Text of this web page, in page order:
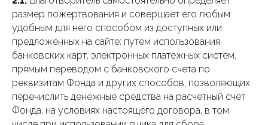
размер пожертвования и совершает его любым
удобным для него способом из доступных или
предложенных на сайте: путем использования
банковских карт, электронных платежных систем,
прямым переводом с банковского счета по
реквизитам Фонда и других способов, позволяющих
перечислить денежные средства на расчетный счет
Фонда, на условиях настоящего договора, в том